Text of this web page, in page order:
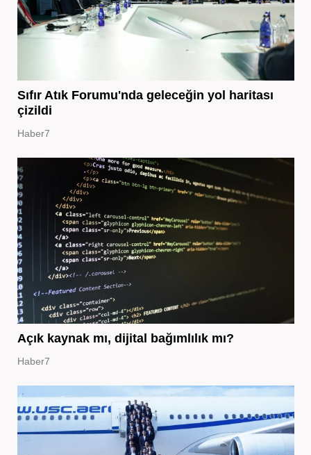
Sıfır Atık Forumu'nda geleceğin yol haritası
çizildi
Haber7
Açık kaynak mı, dijital bağımlılık mı?
Haber7